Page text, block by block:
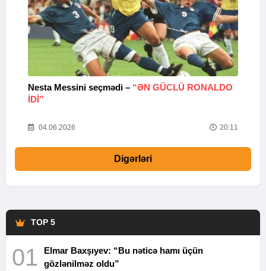
Nesta Messini seçmədi – “ƏN GÜCLÜ RONALDO
IDI”
04.06.2026 20:11
Digərləri
TOP 5
01
Elmar Baxşıyev: “Bu nəticə hamı üçün
gözlənilməz oldu”